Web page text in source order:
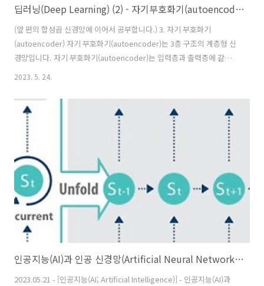
딥러닝(Deep Learning) (2) - 자기부호화기(autoencoder) 및 LSTM(Long Short-Term Memory)
(앞 편의 합성곱 신경망에 이어서 공부합니다.) 3. 자기 부호화기
(autoencoder) 자기 부호화기(autoencoder)는 3층 구조의 계층형 신
경망입니다. 자기 부호화기(autoencoder)는 입력층과 출력층에 같은
수의 인공 뉴런이 있고, 은닉층에는 입출력층의 인공 뉴런보다 적은 수의
는 원래 비지도학습(unsupervised learning)으로 차원 축소
(dimensionality reduction)가 목적인 계층형 신경망입니다. 그 의미를
살펴보면 다음과 같습니다. 자기 부호화기에 넣은 학습 데이터는 입력층
의 신경망 개수가 같은 차수의 벡터입니다. 자기 부호화기에서는 특정 학
습 데이터에 대응하는 데이터와 일치..
2023. 5. 24.
인공지능(AI)과 인공 신경망(Artificial Neural Network) (3)
2023.05.21 - [인공지능(AI; Artificial Intelligence)] - 인공지능(AI)과